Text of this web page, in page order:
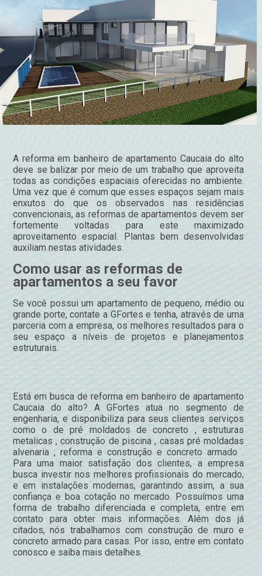
A reforma em banheiro de apartamento Caucaia do alto
deve se balizar por meio de um trabalho que aproveita
todas as condições espaciais oferecidas no ambiente.
Uma vez que é comum que esses espaços sejam mais
enxutos do que os observados nas residências
convencionais, as reformas de apartamentos devem ser
fortemente voltadas para este maximizado
aproveitamento espacial. Plantas bem desenvolvidas
auxiliam nestas atividades.
Como usar as reformas de
apartamentos a seu favor
Se você possui um apartamento de pequeno, médio ou
grande porte, contate a GFortes e tenha, através de uma
parceria com a empresa, os melhores resultados para o
seu espaço a níveis de projetos e planejamentos
estruturais.
Está em busca de reforma em banheiro de apartamento
Caucaia do alto? A GFortes atua no segmento de
engenharia, e disponibiliza para seus clientes serviços
como o de pré moldados de concreto , estruturas
metalicas , construção de piscina , casas pré moldadas
alvenaria , reforma e construção e concreto armado .
Para uma maior satisfação dos clientes, a empresa
busca investir nos melhores profissionais do mercado,
e em instalações modernas, garantindo assim, a sua
confiança e boa cotação no mercado. Possuímos uma
forma de trabalho diferenciada e completa, entre em
contato para obter mais informações. Além dos já
citados, nós trabalhamos com construção de muro e
concreto armado para casas. Por isso, entre em contato
conosco e saiba mais detalhes.